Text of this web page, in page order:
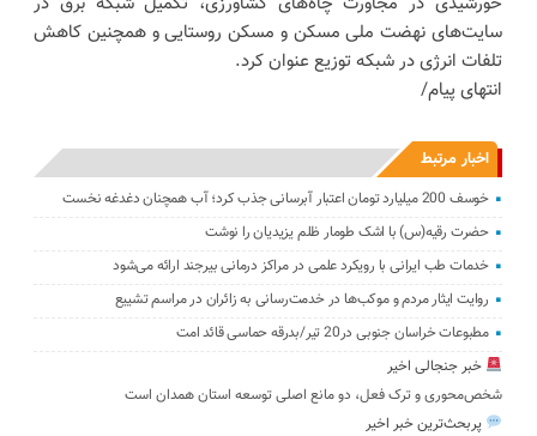
سایت‌های نهضت ملی مسکن و مسکن روستایی و همچنین کاهش
تلفات انرژی در شبکه توزیع عنوان کرد.
انتهای پیام/
اخبار مرتبط
خوسف 200 میلیارد تومان اعتبار آبرسانی جذب کرد؛ آب همچنان دغدغه نخست
حضرت رقیه(س) با اشک طومار ظلم یزیدیان را نوشت
خدمات طب ایرانی با رویکرد علمی در مراکز درمانی بیرجند ارائه می‌شود
روایت ایثار مردم و موکب‌ها در خدمت‌رسانی به زائران در مراسم تشییع
مطبوعات خراسان جنوبی در20 تیر/بدرقه حماسی قائد امت
خبر جنجالی اخیر
شخص‌محوری و ترک فعل، دو مانع اصلی توسعه استان همدان است
پربحث‌ترین خبر اخیر